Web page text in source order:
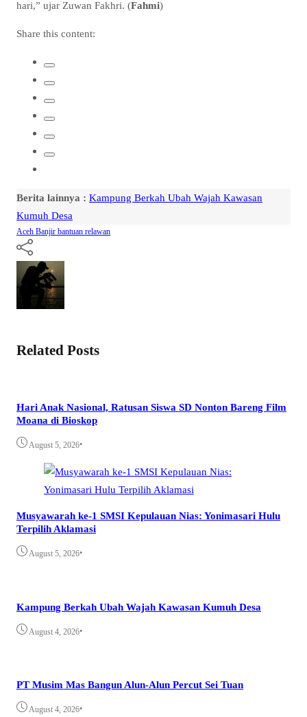
hari,” ujar Zuwan Fakhri. (Fahmi)
Share this content:
Berita lainnya : Kampung Berkah Ubah Wajah Kawasan
Kumuh Desa
Aceh Banjir bantuan relawan
Related Posts
Hari Anak Nasional, Ratusan Siswa SD Nonton Bareng Film
Moana di Bioskop
August 5, 2026•
Musyawarah ke-1 SMSI Kepulauan Nias: Yonimasari Hulu
Terpilih Aklamasi
August 5, 2026•
Kampung Berkah Ubah Wajah Kawasan Kumuh Desa
August 4, 2026•
PT Musim Mas Bangun Alun-Alun Percut Sei Tuan
August 4, 2026•